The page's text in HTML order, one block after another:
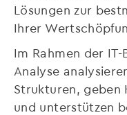
Lösungen zur
Ihrer
Im Rahmen der
Analyse
Strukturen, geben
und unterstützen